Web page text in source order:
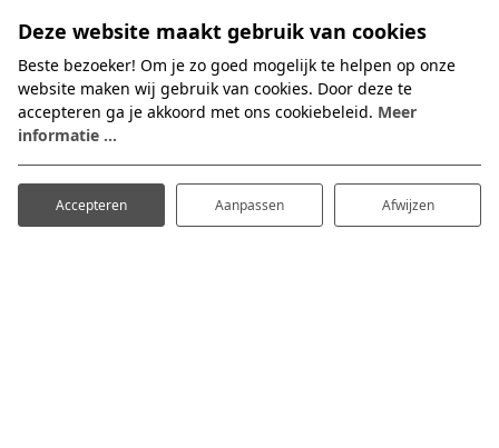
vermelding van hun naam en verwijzend naar
de regeling, vooraf aan te melden bij de
caddiemaster en te informeren wanneer er
gegolfd kan worden
Voor of na de ronde kunnen zij gebruik maken
van de horeca-, EGA- en clubhuis faciliteiten.
Deze website maakt gebruik van cookies
Beste bezoeker! Om je zo goed mogelijk te helpen op onze
website maken wij gebruik van cookies. Door deze te
accepteren ga je akkoord met ons cookiebeleid. Meer
informatie ...
Accepteren Aanpassen Afwijzen